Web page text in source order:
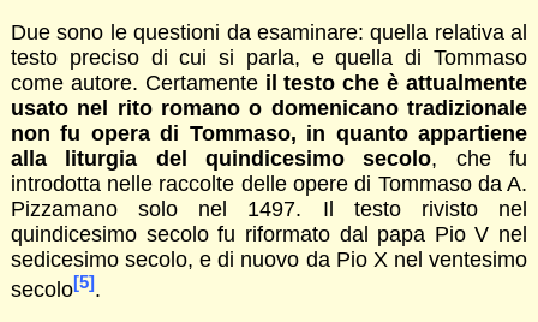
Due sono le questioni da esaminare: quella relativa al
testo preciso di cui si parla, e quella di Tommaso
come autore. Certamente il testo che è attualmente
usato nel rito romano o domenicano tradizionale
non fu opera di Tommaso, in quanto appartiene
alla liturgia del quindicesimo secolo, che fu
introdotta nelle raccolte delle opere di Tommaso da A.
Pizzamano solo nel 1497. Il testo rivisto nel
quindicesimo secolo fu riformato dal papa Pio V nel
sedicesimo secolo, e di nuovo da Pio X nel ventesimo
secolo[5].